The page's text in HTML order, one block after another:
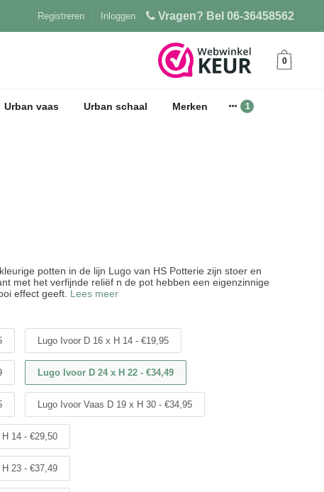
Vragen? Bel 06-36458562
Inloggen
Registreren
0
Urban vaas Urban schaal Merken
potten in de lijn Lugo van HS Potterie zijn stoer en
met het verfijnde reliëf n de pot hebben een eigenzinnige
effect geeft. Lees meer
Lugo Ivoor D 16 x H 14 - €19,95
Lugo Ivoor D 24 x H 22 - €34,49
Lugo Ivoor Vaas D 19 x H 30 - €34,95
14 - €29,50
23 - €37,49